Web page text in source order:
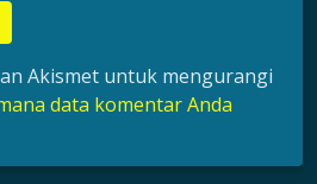
Akismet untuk mengurangi
data komentar Anda